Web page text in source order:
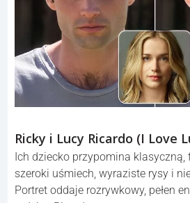
Ricky i Lucy Ricardo (I Love
Ich dziecko przypomina klasyczną,
szeroki uśmiech, wyraziste rysy i
Portret oddaje rozrywkowy, pełen